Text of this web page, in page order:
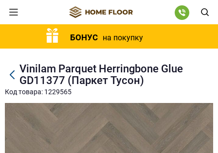
БОНУС на покупку
Vinilam Parquet Herringbone Glue
GD11377 (Паркет Тусон)
Код товара: 1229565